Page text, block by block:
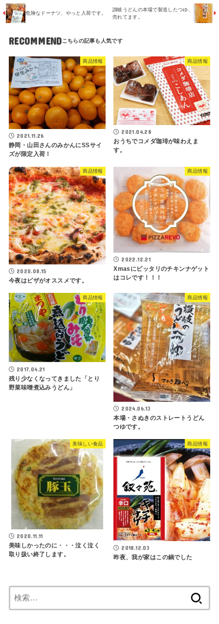
危険なドーナツ、やっと入荷です。
讃岐うどんの本場で製造したつゆ、
売れてます。
RECOMMEND
商品情報
2021.11.26
静岡・山田さんのみかんにSSサイ
ズが限定入荷！
商品情報
2021.04.28
おうちでコメダ珈琲が味わえま
す。
商品情報
2020.08.15
今夜はピザがオススメです。
商品情報
2022.12.21
Xmasにピッタリのチキンナゲット
はコレです！！！
商品情報
2017.04.21
残り少なくなってきました「とり
野菜味噌煮込みうどん」
商品情報
2024.06.13
本場・さぬきのストレートうどん
つゆです。
美味しい食品
2020.11.11
美味しかったのに・・・泣く泣く
取り扱い終了します。
商品情報
2018.12.03
昨夜、我が家はこの鍋でした
索: